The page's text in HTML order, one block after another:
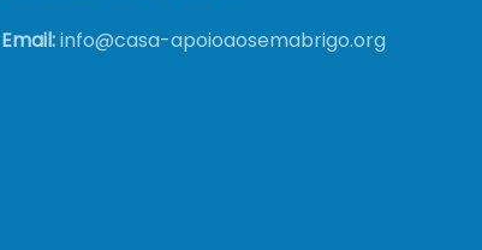
Email:info@casa-apoioaosemabrigo.org